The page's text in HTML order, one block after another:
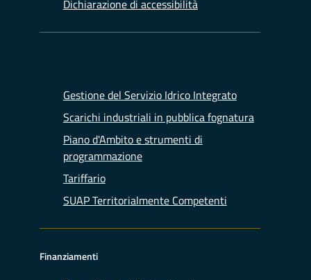
Dichiarazione di accessibilità
Gestione del Servizio Idrico Integrato
Scarichi industriali in pubblica fognatura
Piano d'Ambito e strumenti di
programmazione
Tariffario
SUAP Territorialmente Competenti
Finanziamenti